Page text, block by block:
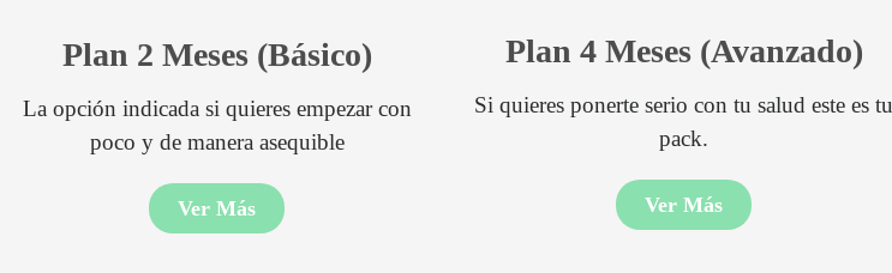
Plan 2 Meses (Básico)
La opción indicada si quieres empezar con
poco y de manera asequible
Ver Más
Plan 4 Meses (Avanzado)
Si quieres ponerte serio con tu salud este es tu
pack.
Ver Más